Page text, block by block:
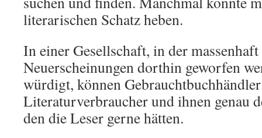
literarischen Schatz heben.
In einer Gesellschaft, in der
Neuerscheinungen dorthin geworfen
würdigt, können
Literaturverbraucher und ihnen genau
den die Leser gerne hätten.